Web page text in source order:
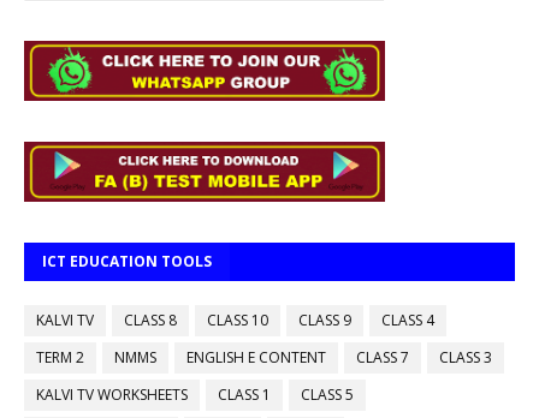
ICT EDUCATION TOOLS
KALVI TV CLASS 8 CLASS 10 CLASS 9
CLASS 4
TERM 2
NMMS ENGLISH E CONTENT CLASS 7
CLASS 3
KALVI TV WORKSHEETS
CLASS 1 CLASS 5